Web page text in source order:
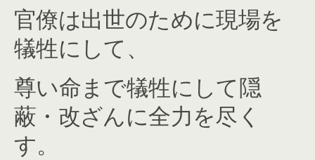
官僚は出世のために現場を
犠牲にして、
尊い命まで犠牲にして隠
蔽・改ざんに全力を尽く
す。